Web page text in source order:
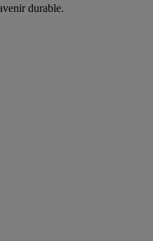
durable.